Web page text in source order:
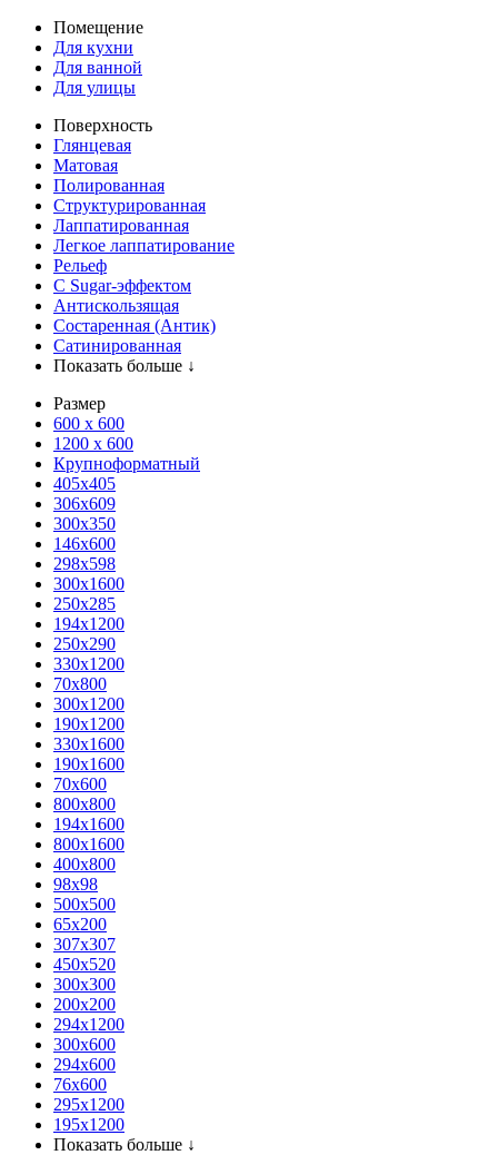
Помещение
Для кухни
Для ванной
Для улицы
Поверхность
Глянцевая
Матовая
Полированная
Структурированная
Лаппатированная
Легкое лаппатирование
Рельеф
С Sugar-эффектом
Антискользящая
Состаренная (Антик)
Сатинированная
Показать больше ↓
Размер
600 х 600
1200 х 600
Крупноформатный
405x405
306x609
300x350
146x600
298x598
300x1600
250x285
194x1200
250x290
330x1200
70x800
300x1200
190x1200
330x1600
190x1600
70x600
800x800
194x1600
800x1600
400х800
98x98
500x500
65x200
307x307
450x520
300x300
200x200
294x1200
300x600
294x600
76х600
295х1200
195х1200
Показать больше ↓